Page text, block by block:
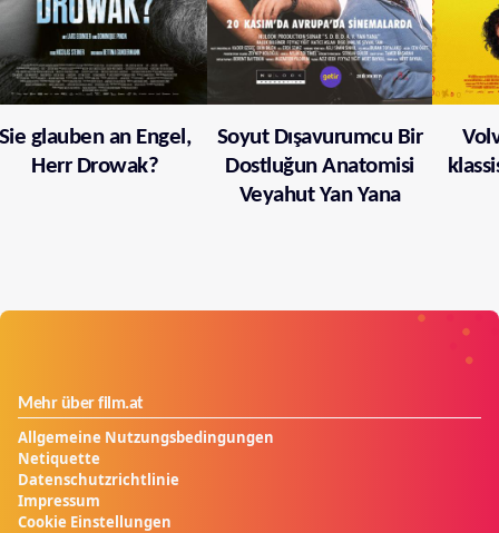
glauben an Engel,
Herr Drowak?
Soyut Dışavurumcu Bir
Dostluğun Anatomisi
Veyahut Yan Yana
Mehr über film.at
Allgemeine Nutzungsbedingungen
Netiquette
Datenschutzrichtlinie
Impressum
Cookie Einstellungen